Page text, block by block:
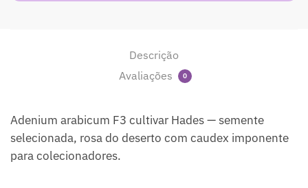
Descrição
Avaliações
0
Adenium arabicum F3 cultivar Hades — semente
selecionada, rosa do deserto com caudex imponente
para colecionadores.